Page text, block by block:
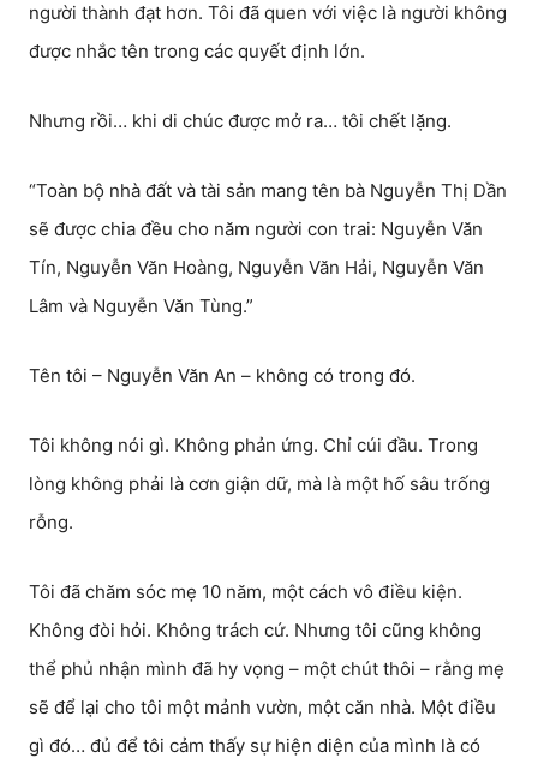
người thành đạt hơn. Tôi đã quen với việc là người không
được nhắc tên trong các quyết định lớn.
Nhưng rồi… khi di chúc được mở ra… tôi chết lặng.
“Toàn bộ nhà đất và tài sản mang tên bà Nguyễn Thị Dần
sẽ được chia đều cho năm người con trai: Nguyễn Văn
Tín, Nguyễn Văn Hoàng, Nguyễn Văn Hải, Nguyễn Văn
Lâm và Nguyễn Văn Tùng.”
Tên tôi – Nguyễn Văn An – không có trong đó.
Tôi không nói gì. Không phản ứng. Chỉ cúi đầu. Trong
lòng không phải là cơn giận dữ, mà là một hố sâu trống
rỗng.
Tôi đã chăm sóc mẹ 10 năm, một cách vô điều kiện.
Không đòi hỏi. Không trách cứ. Nhưng tôi cũng không
thể phủ nhận mình đã hy vọng – một chút thôi – rằng mẹ
sẽ để lại cho tôi một mảnh vườn, một căn nhà. Một điều
gì đó… đủ để tôi cảm thấy sự hiện diện của mình là có